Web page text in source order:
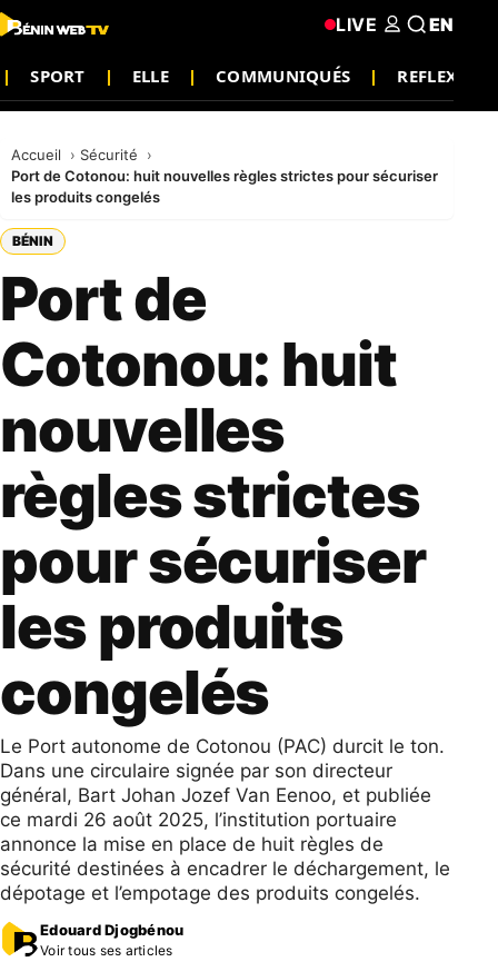
SPORT ELLE COMMUNIQUÉS REFLEXION
LIVE EN
Accueil
Sécurité
Port de Cotonou: huit nouvelles règles strictes pour sécuriser
les produits congelés
BÉNIN
Port de
Cotonou: huit
nouvelles
règles strictes
pour sécuriser
les produits
congelés
Le Port autonome de Cotonou (PAC) durcit le ton.
Dans une circulaire signée par son directeur
général, Bart Johan Jozef Van Eenoo, et publiée
ce mardi 26 août 2025, l’institution portuaire
annonce la mise en place de huit règles de
sécurité destinées à encadrer le déchargement, le
dépotage et l’empotage des produits congelés.
Edouard Djogbénou
Voir tous ses articles